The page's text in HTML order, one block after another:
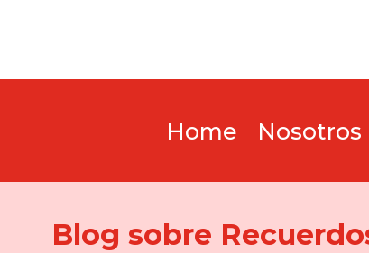
Home Nosotros
Blog sobre